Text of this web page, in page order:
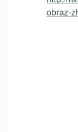
obraz-